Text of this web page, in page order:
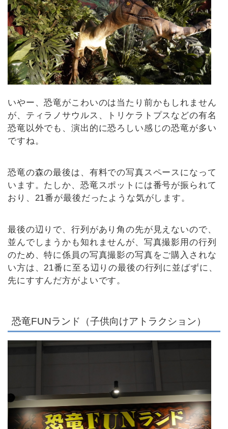
いやー、恐竜がこわいのは当たり前かもしれません
が、ティラノサウルス、トリケラトプスなどの有名
恐竜以外でも、演出的に恐ろしい感じの恐竜が多い
ですね。
恐竜の森の最後は、有料での写真スペースになって
います。たしか、恐竜スポットには番号が振られて
おり、21番が最後だったような気がします。
最後の辺りで、行列があり角の先が見えないので、
並んでしまうかも知れませんが、写真撮影用の行列
のため、特に係員の写真撮影の写真をご購入されな
い方は、21番に至る辺りの最後の行列に並ばずに、
先にすすんだ方がよいです。
恐竜FUNランド（子供向けアトラクション）